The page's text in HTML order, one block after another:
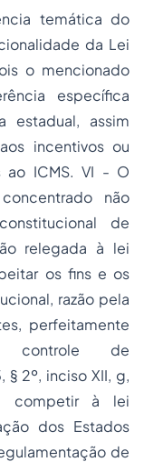
temática do
da Lei
o mencionado
específica
estadual, assim
incentivos ou
ao ICMS. VI - O
não
de
relegada à lei
os fins e os
razão pela
perfeitamente
controle de
2º, inciso XII, g,
competir à lei
dos Estados
de